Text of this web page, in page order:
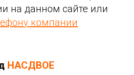
на данном сайте или
компании
НАСДВОЕ